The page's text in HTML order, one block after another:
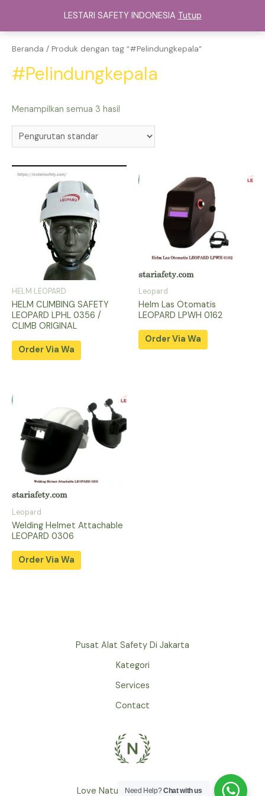
LESTARI SAFETY INDONESIA Tutup
konten
Menu
Beranda / Produk dengan tag “#Pelindungkepala”
#Pelindungkepala
Menampilkan semua 3 hasil
HELM LEOPARD
HELM CLIMBING SAFETY
LEOPARD LPHL 0356 /
CLIMB ORIGINAL
Order Via Wa
Leopard
Helm Las Otomatis
LEOPARD LPWH 0162
Order Via Wa
Leopard
Welding Helmet Attachable
LEOPARD 0306
Order Via Wa
Pusat Alat Safety Di Jakarta
Kategori
Services
Contact
Love Nature by Tyler Moore
Need Help?Chat with us